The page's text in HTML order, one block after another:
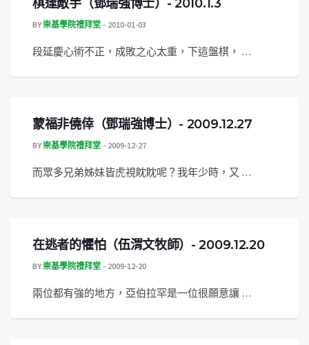
棋逢敵手（鄧瑞強博士）- 2010.1.3
BY崇基學院禮拜堂 2010-01-03
段延慶心術不正，成敗之心太重，下這盤棋， …
蒙福非僥倖（鄧瑞強博士）- 2009.12.27
BY崇基學院禮拜堂 2009-12-27
而眾多兄弟姊妹皆虎視眈眈呢？我年少時，又 …
在逃者的懼怕（伍渭文牧師）- 2009.12.20
BY崇基學院禮拜堂 2009-12-20
兩位都有強的地方，亞伯拉罕是一位很願意讓 …